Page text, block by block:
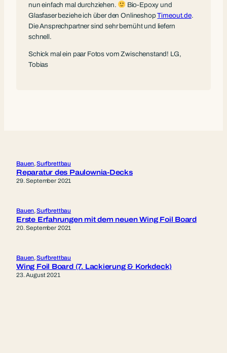
nun einfach mal durchziehen.
Bio-Epoxy und
Glasfaser beziehe ich über den OnlineshopTimeout.de.
Die Ansprechpartner sind sehr bemüht und liefern
schnell.
Schick mal ein paar Fotos vom Zwischenstand! LG,
Tobias
Bauen, Surfbrettbau
Reparatur des Paulownia-Decks
29. September 2021
Bauen, Surfbrettbau
Erste Erfahrungen mit dem neuen Wing Foil Board
20. September 2021
Bauen, Surfbrettbau
Wing Foil Board (7. Lackierung & Korkdeck)
23. August 2021